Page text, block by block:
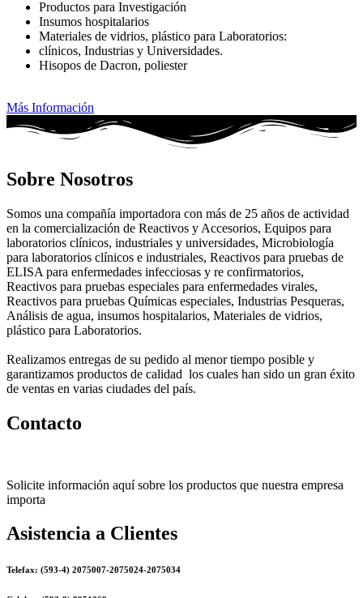
Productos para Investigación
Insumos hospitalarios
Materiales de vidrios, plástico para Laboratorios:
clínicos, Industrias y Universidades.
Hisopos de Dacron, poliester
Más Información
Sobre Nosotros
Somos una compañía importadora con más de 25 años de actividad
en la comercialización de Reactivos y Accesorios, Equipos para
laboratorios clínicos, industriales y universidades, Microbiología
para laboratorios clínicos e industriales, Reactivos para pruebas de
ELISA para enfermedades infecciosas y re confirmatorios,
Reactivos para pruebas especiales para enfermedades virales,
Reactivos para pruebas Químicas especiales, Industrias Pesqueras,
Análisis de agua, insumos hospitalarios, Materiales de vidrios,
plástico para Laboratorios.
Realizamos entregas de su pedido al menor tiempo posible y
garantizamos productos de calidad los cuales han sido un gran éxito
de ventas en varias ciudades del país.
Contacto
Solicite información aquí sobre los productos que nuestra empresa
importa
Asistencia a Clientes
Telefax: (593-4) 2075007-2075024-2075034